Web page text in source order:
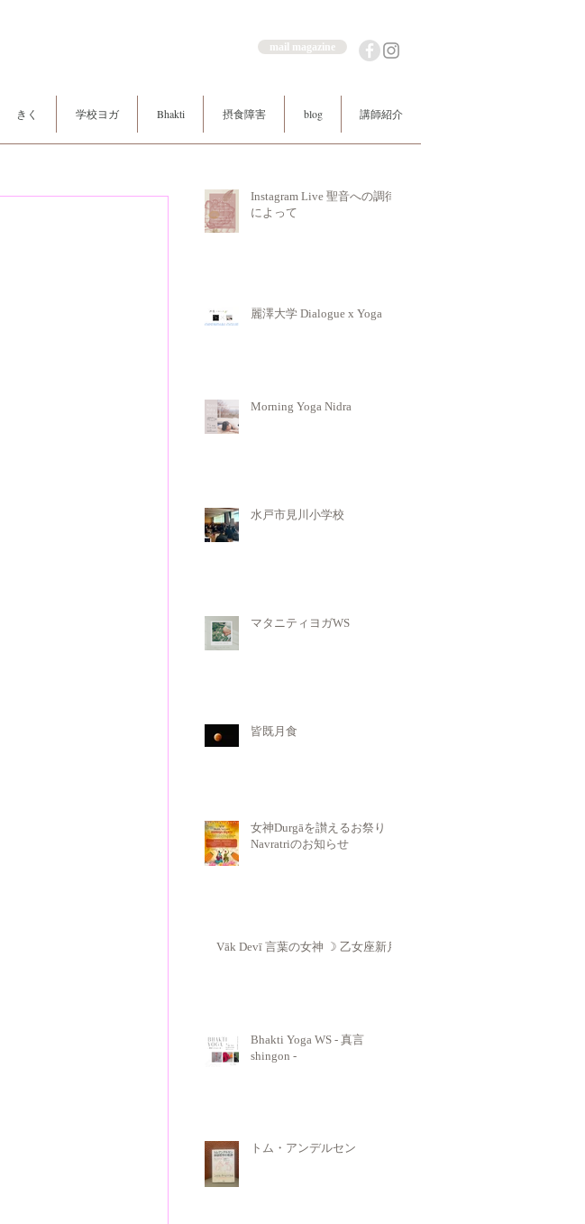
mail magazine
きく 学校ヨガ Bhakti 摂食障害 blog 講師紹介
Instagram Live 聖音への調律
によって
麗澤大学 Dialogue x Yoga
Morning Yoga Nidra
水戸市見川小学校
マタニティヨガWS
皆既月食
女神Durgāを讃えるお祭り
Navratriのお知らせ
Vāk Devī 言葉の女神 ☽ 乙女座新月
Bhakti Yoga WS - 真言
shingon -
トム・アンデルセン